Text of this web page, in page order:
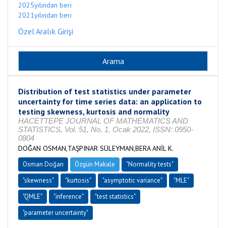
2025yılından beri
2021yılından beri
Özel Aralık Girişi
Distribution of test statistics under parameter
uncertainty for time series data: an application to
testing skewness, kurtosis and normality
HACETTEPE JOURNAL OF MATHEMATICS AND
STATISTICS, Vol. 51, No. 1, Ocak 2022, ISSN: 0950-
0804
DOĞAN OSMAN,TAŞPINAR SÜLEYMAN,BERA ANİL K.
Osman Doğan Özgün Makale
"Normality tests"
"skewness"
"kurtosis" "asymptotic variance"
"MLE"
"QMLE"
"inference"
"test statistics"
"parameter uncertainty"